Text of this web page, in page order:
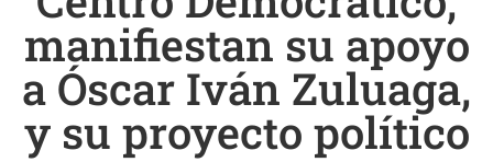
manifiestan su apoyo
a Óscar Iván Zuluaga,
y su proyecto político